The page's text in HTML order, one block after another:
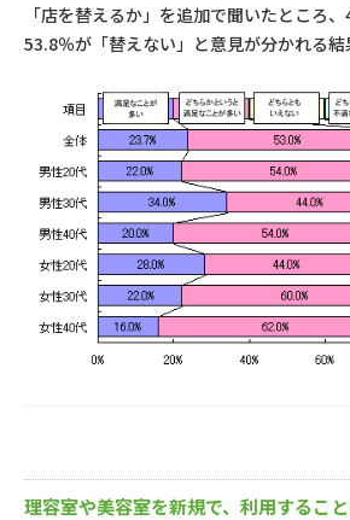
「店を替えるか」を追加で聞いたところ、
53.8％が「替えない」と意見が分かれる結
理容室や美容室を新規で、利用するこ